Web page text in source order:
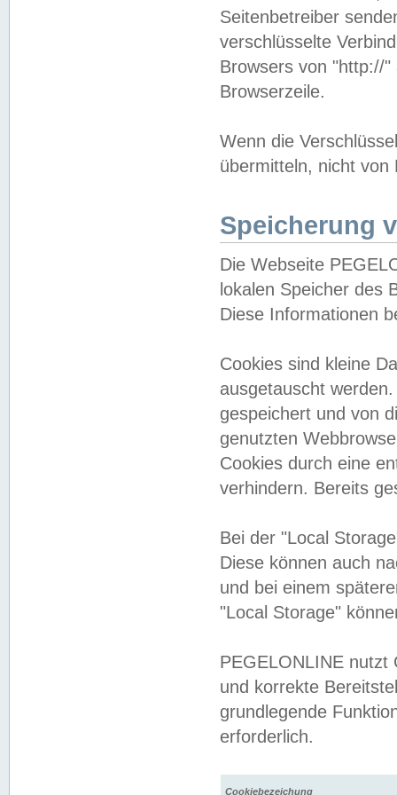
Seitenbetreiber
verschlüsselte
Browsers von "http://
Browserzeile.
Wenn die
übermitteln, nicht von
Speicherung
Die Webseite
lokalen Speicher des
Diese Informationen
Cookies sind kleine
ausgetauscht
gespeichert und von
genutzten
Cookies durch eine
verhindern. Bereits
Bei der "Local
Diese können auch
und bei einem
"Local Storage"
PEGELONLINE nutzt
und korrekte
grundlegende
erforderlich.
Cookiebezeichung